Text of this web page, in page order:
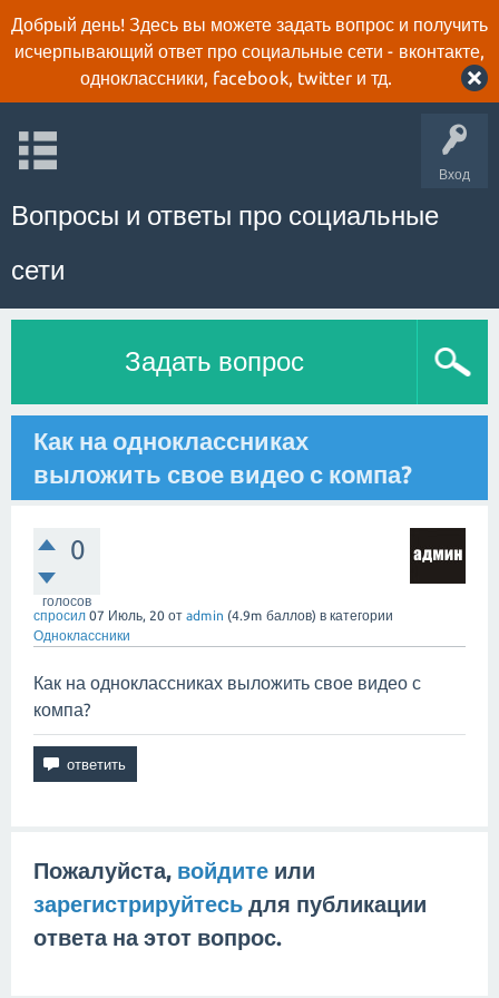
Добрый день! Здесь вы можете задать вопрос и получить
исчерпывающий ответ про социальные сети - вконтакте,
одноклассники, facebook, twitter и тд.
Вход
Вопросы и ответы про социальные
сети
Задать вопрос
Как на одноклассниках
выложить свое видео с компа?
0
голосов
спросил 07 Июль, 20 от admin (4.9m баллов) в категории
Одноклассники
Как на одноклассниках выложить свое видео с
компа?
Пожалуйста, войдите или
зарегистрируйтесь для публикации
ответа на этот вопрос.